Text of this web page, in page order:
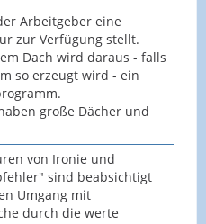
Arbeitgeber eine
zur Verfügung stellt.
Dach wird daraus - falls
so erzeugt wird - ein
große Dächer und
von Ironie und
sind beabsichtigt
Umgang mit
durch die werte